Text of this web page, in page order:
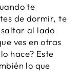
te
de dormir, te
al lado
ves en otras
hace? Este
lo que